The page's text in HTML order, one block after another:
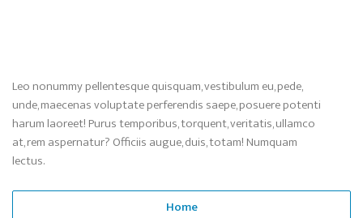
Leo nonummy pellentesque quisquam, vestibulum eu, pede,
unde, maecenas voluptate perferendis saepe, posuere potenti
harum laoreet! Purus temporibus, torquent, veritatis, ullamco
at, rem aspernatur? Officiis augue, duis, totam! Numquam
lectus.
Home